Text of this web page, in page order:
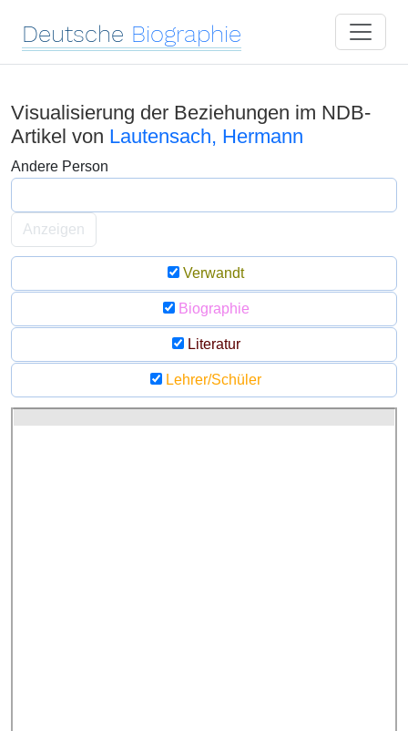
Deutsche Biographie
Visualisierung der Beziehungen im NDB-
Artikel von Lautensach, Hermann
Andere Person
Anzeigen
Verwandt
Biographie
Literatur
Lehrer/Schüler